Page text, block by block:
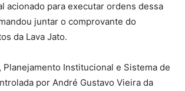
acionado para executar ordens dessa
juntar o comprovante do
da Lava Jato.
Planejamento Institucional e Sistema de
por André Gustavo Vieira da